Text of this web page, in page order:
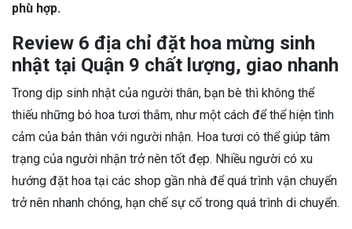
phù hợp.
Review 6 địa chỉ đặt hoa mừng sinh
nhật tại Quận 9 chất lượng, giao nhanh
Trong dịp sinh nhật của người thân, bạn bè thì không thể
thiếu những bó hoa tươi thắm, như một cách để thể hiện tình
cảm của bản thân với người nhận. Hoa tươi có thể giúp tâm
trạng của người nhận trở nên tốt đẹp. Nhiều người có xu
hướng đặt hoa tại các shop gần nhà để quá trình vận chuyển
trở nên nhanh chóng, hạn chế sự cố trong quá trình di chuyển.